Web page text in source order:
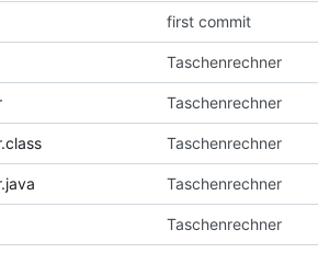
first commit
Taschenrechner
Taschenrechner
Taschenrechner
Taschenrechner
Taschenrechner